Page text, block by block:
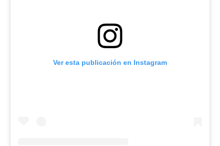
Ver esta publicación en Instagram